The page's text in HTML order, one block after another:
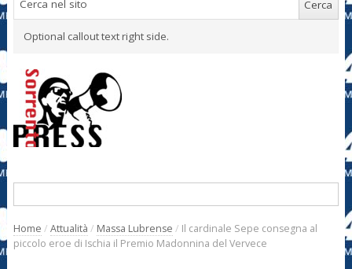
Optional callout text right side.
Home / Attualità / Massa Lubrense / Il cardinale Sepe consegna al
piccolo eroe di Ischia il Premio Madonnina del Vervece